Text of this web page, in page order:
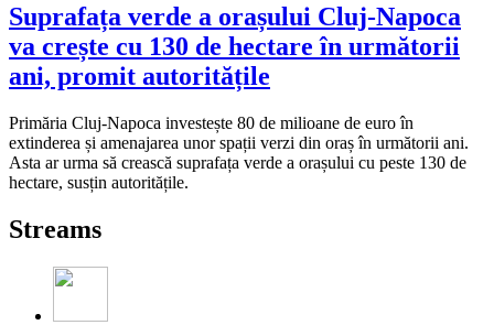
Suprafața verde a orașului Cluj-Napoca
va crește cu 130 de hectare în următorii
ani, promit autoritățile
Primăria Cluj-Napoca investește 80 de milioane de euro în
extinderea și amenajarea unor spații verzi din oraș în următorii ani.
Asta ar urma să crească suprafața verde a orașului cu peste 130 de
hectare, susțin autoritățile.
Streams